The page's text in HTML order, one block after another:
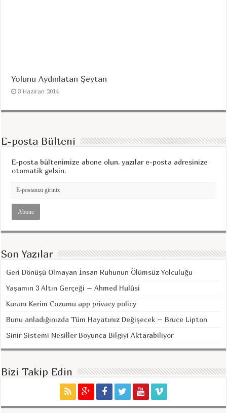
Yolunu Aydınlatan Şeytan
3 Haziran 2014
E-posta Bülteni
E-posta bültenimize abone olun, yazılar e-posta adresinize
otomatik gelsin.
Son Yazılar
Geri Dönüşü Olmayan İnsan Ruhunun Ölümsüz Yolculuğu
Yaşamın 3 Altın Gerçeği – Ahmed Hulûsi
Kuranı Kerim Cozumu app privacy policy
Bunu anladığınızda Tüm Hayatınız Değişecek – Bruce Lipton
Sinir Sistemi Nesiller Boyunca Bilgiyi Aktarabiliyor
Bizi Takip Edin